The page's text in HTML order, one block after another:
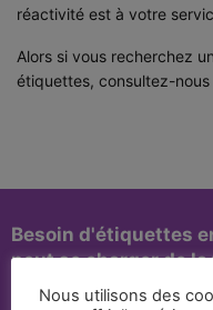
réactivité est à votre
Alors si vous recherchez
étiquettes, consultez-
Besoin d'étiquettes
peut se charger de
contactez-nous
Nous utilisons des